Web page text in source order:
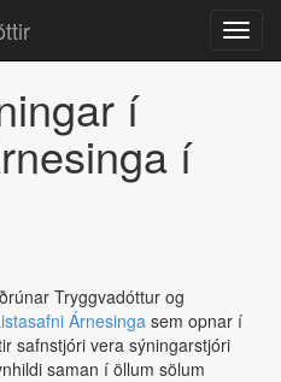
í
í
Tryggvadóttur og
Árnesinga sem opnar í
safnstjóri vera sýningarstjóri
saman í öllum sölum